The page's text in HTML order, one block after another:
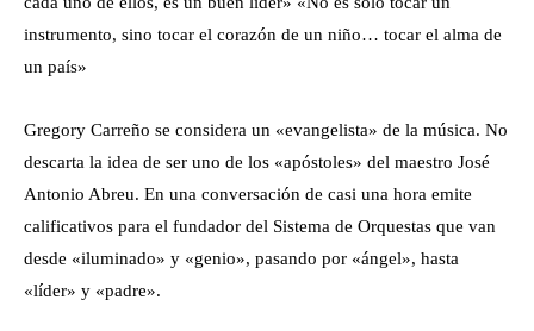
instrumento, sino tocar el corazón de un niño… tocar el alma de
un país»
Gregory Carreño se considera un «evangelista» de la música. No
descarta la idea de ser uno de los «apóstoles» del maestro José
Antonio Abreu. En una conversación de casi una hora emite
calificativos para el fundador del Sistema de Orquestas que van
desde «iluminado» y «genio», pasando por «ángel», hasta
«líder» y «padre».